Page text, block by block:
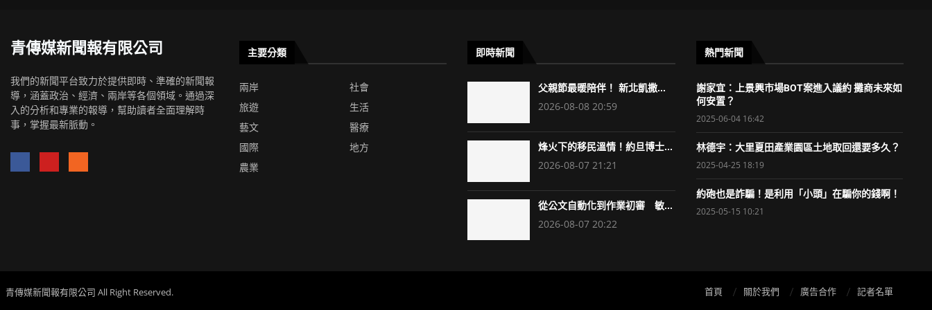
青傳媒新聞報有限公司
我們的新聞平台致力於提供即時、準確的新聞報
導，涵蓋政治、經濟、兩岸等各個領域。通過深
入的分析和專業的報導，幫助讀者全面理解時
事，掌握最新脈動。
主要分類
兩岸
社會
旅遊
生活
藝文
醫療
國際
地方
農業
即時新聞
父親節最暖陪伴！ 新北凱撒...
2026-08-08 20:59
烽火下的移民溫情！約旦博士...
2026-08-07 21:21
從公文自動化到作業初審 敏...
2026-08-07 20:22
熱門新聞
謝家宜：上景興市場BOT案進入議約 攤商未來如
何安置？
2025-06-04 16:42
林德宇：大里夏田產業園區土地取回還要多久？
2025-04-25 18:19
約砲也是詐騙！是利用「小頭」在騙你的錢啊！
2025-05-15 10:21
青傳媒新聞報有限公司 All Right Reserved. 首頁 關於我們 廣告合作 記者名單